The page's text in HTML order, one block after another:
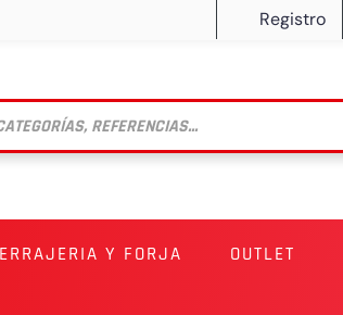
Registro
Y FORJA OUTLET